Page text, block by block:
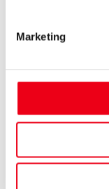
Marketing